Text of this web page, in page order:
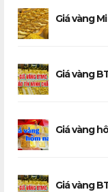
Giá vàng
Giá vàng
Giá vàng
Giá vàng